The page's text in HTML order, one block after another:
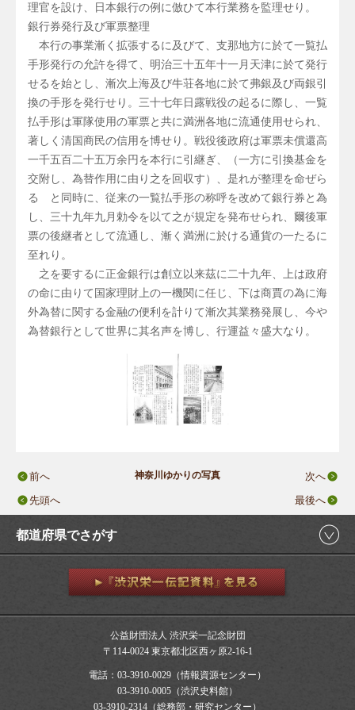
理官を設け、日本銀行の例に倣ひて本行業務を監理せり。
銀行券発行及び軍票整理
本行の事業漸く拡張するに及びて、支那地方に於て一覧払
手形発行の允許を得て、明治三十五年十一月天津に於て発行
せるを始とし、漸次上海及び牛荘各地に於て弗銀及び両銀引
換の手形を発行せり。三十七年日露戦役の起るに際し、一覧
払手形は軍隊使用の軍票と共に満洲各地に流通使用せられ、
著しく清国商民の信用を博せり。戦役後政府は軍票未償還高
一千五百二十五万余円を本行に引継ぎ、（一方に引換基金を
交附し、為替作用に由り之を回収す）、是れが整理を命ぜら
るゝと同時に、従来の一覧払手形の称呼を改めて銀行券と為
し、三十九年九月勅令を以て之が規定を発布せられ、爾後軍
票の後継者として流通し、漸く満洲に於ける通貨の一たるに
至れり。
之を要するに正金銀行は創立以来茲に二十九年、上は政府
の命に由りて国家理財上の一機関に任じ、下は商賈の為に海
外為替に関する金融の便利を計りて漸次其業務発展し、今や
為替銀行として世界に其名声を博し、行運益々盛大なり。
前へ 神奈川ゆかりの写真
次へ
先頭へ
最後へ
都道府県でさがす
公益財団法人 渋沢栄一記念財団
〒114-0024 東京都北区西ヶ原2-16-1
電話：03-3910-0029（情報資源センター）
03-3910-0005（渋沢史料館）
03-3910-2314（総務部・研究センター）